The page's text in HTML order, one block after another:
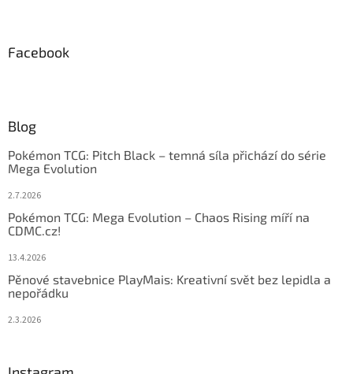
Facebook
Blog
Pokémon TCG: Pitch Black – temná síla přichází do série
Mega Evolution
2.7.2026
Pokémon TCG: Mega Evolution – Chaos Rising míří na
CDMC.cz!
13.4.2026
Pěnové stavebnice PlayMais: Kreativní svět bez lepidla a
nepořádku
2.3.2026